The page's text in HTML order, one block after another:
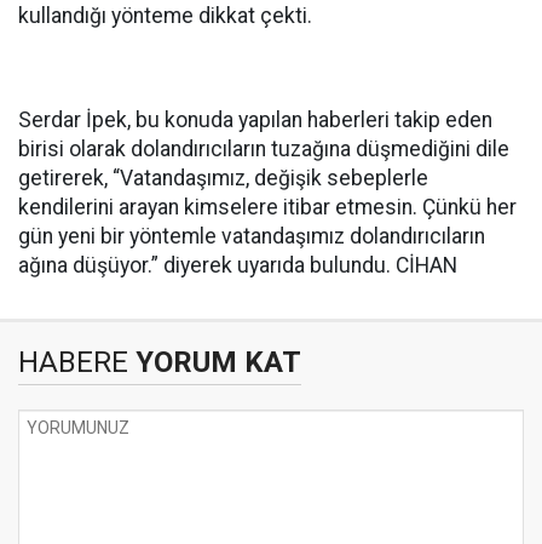
kullandığı yönteme dikkat çekti.
Serdar İpek, bu konuda yapılan haberleri takip eden
birisi olarak dolandırıcıların tuzağına düşmediğini dile
getirerek, “Vatandaşımız, değişik sebeplerle
kendilerini arayan kimselere itibar etmesin. Çünkü her
gün yeni bir yöntemle vatandaşımız dolandırıcıların
ağına düşüyor.” diyerek uyarıda bulundu. CİHAN
HABERE YORUM KAT